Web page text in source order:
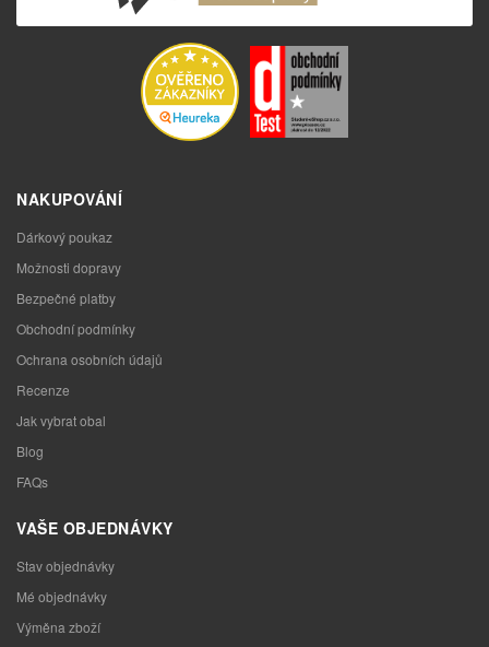
NAKUPOVÁNÍ
Dárkový poukaz
Možnosti dopravy
Bezpečné platby
Obchodní podmínky
Ochrana osobních údajů
Recenze
Jak vybrat obal
Blog
FAQs
VAŠE OBJEDNÁVKY
Stav objednávky
Mé objednávky
Výměna zboží